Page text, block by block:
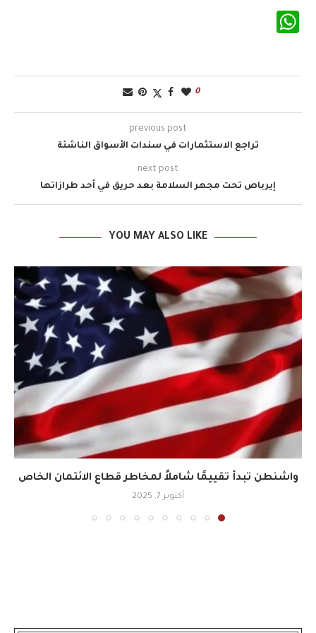
0
previous post
تراجع الاستثمارات في سندات الأسواق الناشئة
next post
إيرباص تحت مجهر السلامة بعد حريق في أحد طرازاتها
YOU MAY ALSO LIKE
واشنطن تبدأ تقييمًا شاملاً لمخاطر قطاع الائتمان الخاص
أكتوبر 7, 2025